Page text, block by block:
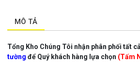
MÔ TẢ
Tổng Kho Chúng Tôi nhận phân phối tất
tường để Quý khách hàng lựa chọn (Tấm